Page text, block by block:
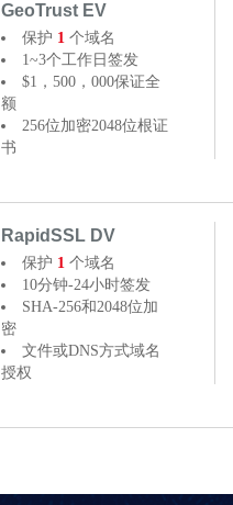
GeoTrust EV
保护 1 个域名
1~3个工作日签发
$1，500，000保证全
额
256位加密2048位根证
书
RapidSSL DV
保护 1 个域名
10分钟-24小时签发
SHA-256和2048位加
密
文件或DNS方式域名
授权